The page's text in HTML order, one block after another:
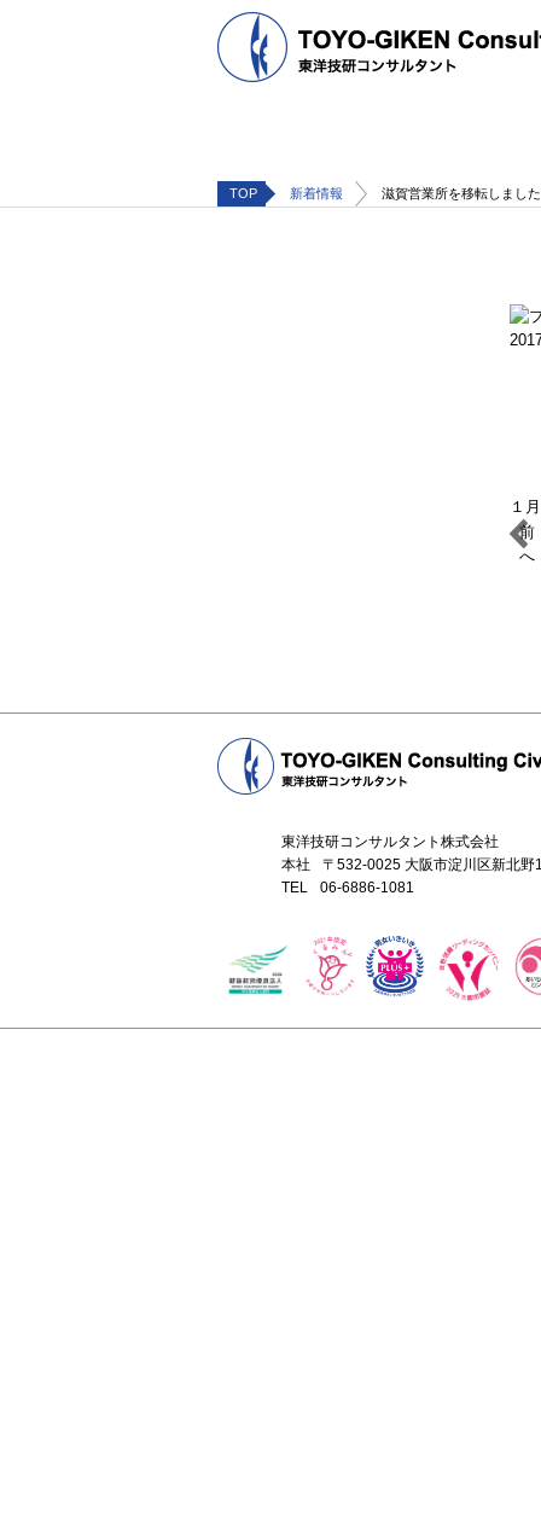
TOP 新着情報 滋賀営業所を移転しまし
１
前
へ
東洋技研コンサルタント株式会社
本社
〒532-0025 大阪市淀川区新北
TEL
06-6886-1081